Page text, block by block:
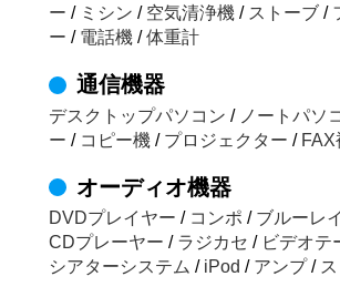
ー / ミシン / 空気清浄機/ ストーブ/
ー / 電話機/体重計
通信機器
デスクトップパソコン / ノートパソ
ー / コピー機/ プロジェクター / FAX
オーディオ機器
DVDプレイヤー / コンポ / ブルーレ
CDプレーヤー / ラジカセ / ビデオテ
シアターシステム / iPod / アンプ/